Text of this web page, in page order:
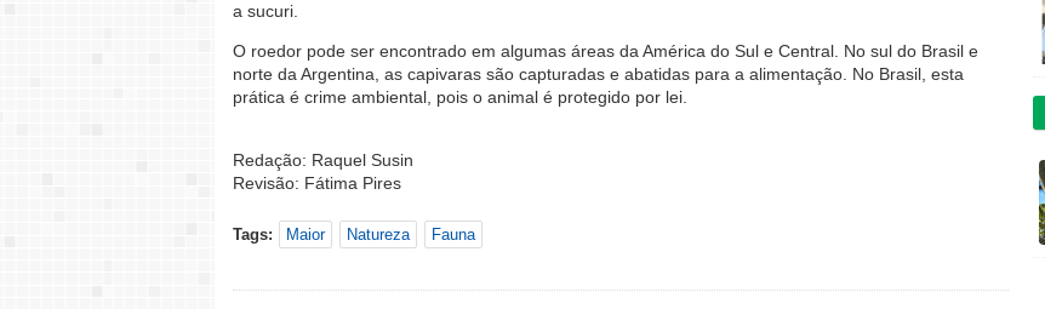
a sucuri.
O roedor pode ser encontrado em algumas áreas da América do Sul e Central. No sul do Brasil e
norte da Argentina, as capivaras são capturadas e abatidas para a alimentação. No Brasil, esta
prática é crime ambiental, pois o animal é protegido por lei.
Redação: Raquel Susin
Revisão: Fátima Pires
Tags: Maior Natureza Fauna